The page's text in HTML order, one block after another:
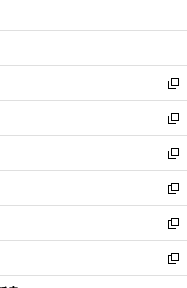
開
ウ
開
く
ン
ウ
で
開
く
ウ
ン
ド
ウ
で
開
く
新
し
い
ウ
ィ
ン
ド
ウ
で
開
く
新
し
い
ウ
ィ
ン
ド
ウ
で
開
新
し
い
ウ
ィ
ン
ド
ウ
新
し
い
ウ
ィ
ン
新
し
い
ウ
新
し